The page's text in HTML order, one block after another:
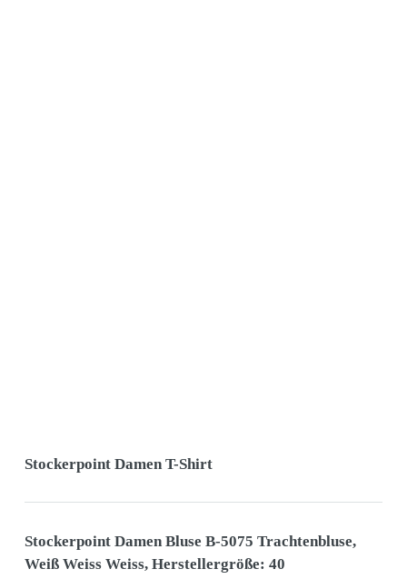
Stockerpoint Damen T-Shirt
Stockerpoint Damen Bluse B-5075 Trachtenbluse,
Weiß Weiss Weiss, Herstellergröße: 40